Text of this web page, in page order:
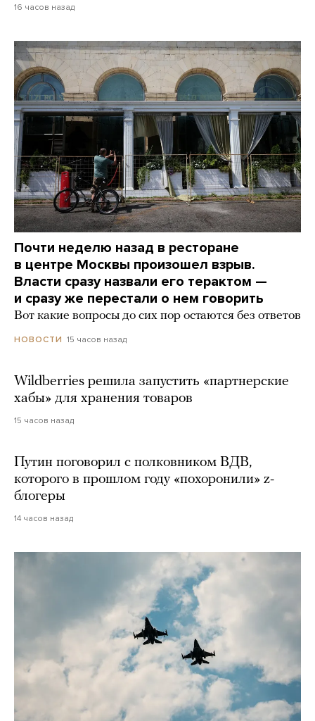
16 часов назад
Почти неделю назад в ресторане
в центре Москвы произошел взрыв.
Власти сразу назвали его терактом —
и сразу же перестали о нем говорить
Вот какие вопросы до сих пор остаются без ответов
НОВОСТИ 15 часов назад
Wildberries решила запустить «партнерские
хабы» для хранения товаров
15 часов назад
Путин поговорил с полковником ВДВ,
которого в прошлом году «похоронили» z-
блогеры
14 часов назад